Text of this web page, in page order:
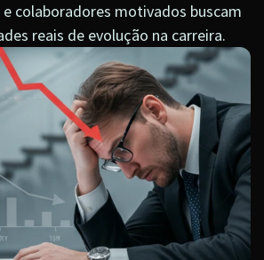
e colaboradores motivados buscam
reais de evolução na carreira.